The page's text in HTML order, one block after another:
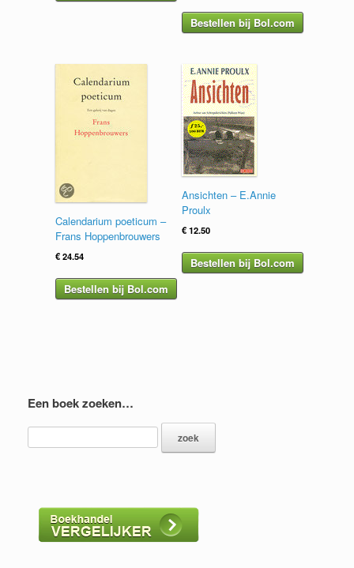
Bestellen bij Bol.com
Calendarium poeticum –
Frans Hoppenbrouwers
€24.54
Bestellen bij Bol.com
Ansichten – E.Annie
Proulx
€12.50
Bestellen bij Bol.com
Een boek zoeken…